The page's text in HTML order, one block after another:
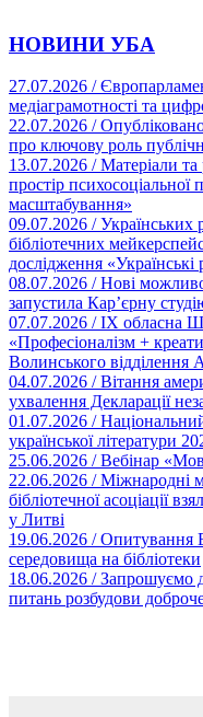
НОВИНИ УБА
27.07.2026 /
медіаграмотності та
22.07.2026 /
про ключову роль
13.07.2026 / Матеріали та
простір
масштабування»
09.07.2026 / Українських
бібліотечних
дослідження
08.07.2026 / Нові
запустила Кар’єрну
07.07.2026 / IX обласна
«Професіоналізм +
Волинського відділення
04.07.2026 / Вітання
ухвалення Декларації
01.07.2026 /
української літератури
25.06.2026 / Вебінар
22.06.2026 / Міжнародні
бібліотечної асоціації
у Литві
19.06.2026 / Опитування
середовища на бібліотеки
18.06.2026 / Запрошуємо
питань розбудови